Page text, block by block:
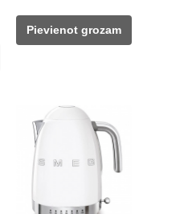
was:
382,00 €.
336,00 €.
Pievienot grozam